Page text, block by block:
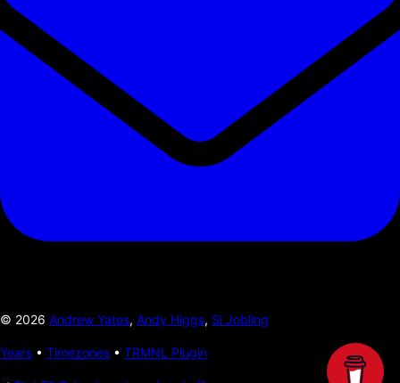
© 2026 Andrew Yates, Andy Higgs, Si Jobling
Years • Timezones • TRMNL Plugin